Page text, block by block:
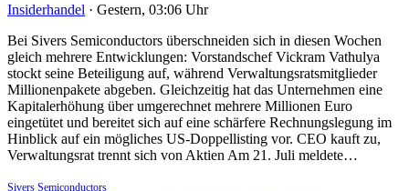
Insiderhandel · Gestern, 03:06 Uhr
Bei Sivers Semiconductors überschneiden sich in diesen Wochen
gleich mehrere Entwicklungen: Vorstandschef Vickram Vathulya
stockt seine Beteiligung auf, während Verwaltungsratsmitglieder
Millionenpakete abgeben. Gleichzeitig hat das Unternehmen eine
Kapitalerhöhung über umgerechnet mehrere Millionen Euro
eingetütet und bereitet sich auf eine schärfere Rechnungslegung im
Hinblick auf ein mögliches US-Doppellisting vor. CEO kauft zu,
Verwaltungsrat trennt sich von Aktien Am 21. Juli meldete…
Sivers Semiconductors